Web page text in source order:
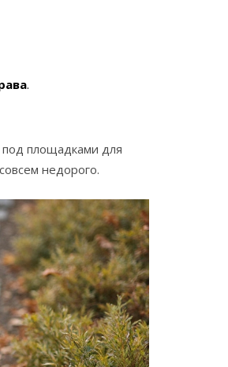
.
под площадками для
недорого.